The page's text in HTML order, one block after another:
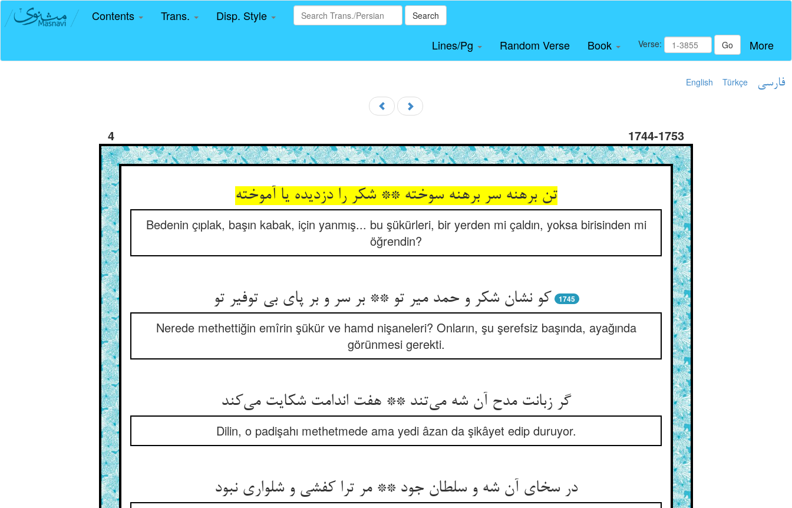
Contents Trans. Disp. Style Search
Lines/Pg Random Verse Book Verse: Go More
English Türkçe فارسی
4 1744-1753
تن برهنه سر برهنه سوخته ** شکر را دزدیده یا آموخته
Bedenin çıplak, başın kabak, için yanmış... bu şükürleri, bir yerden mi çaldın, yoksa birisinden mi
öğrendin?
کو نشان شکر و حمد میر تو ** بر سر و بر پای بی توفیر تو 1745
Nerede methettiğin emîrin şükür ve hamd nişaneleri? Onların, şu şerefsiz başında, ayağında
görünmesi gerekti.
گر زبانت مدح آن شه می‌تند ** هفت اندامت شکایت می‌کند
Dilin, o padişahı methetmede ama yedi âzan da şikâyet edip duruyor.
در سخای آن شه و سلطان جود ** مر ترا کفشی و شلواری نبود